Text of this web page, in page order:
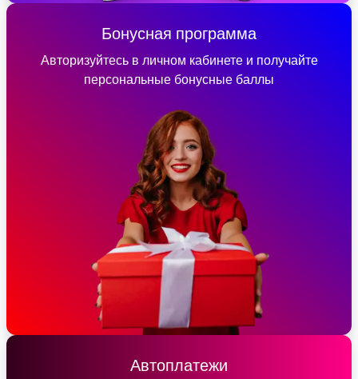
Бонусная программа
Авторизуйтесь в личном кабинете и получайте
персональные бонусные баллы
Автоплатежи